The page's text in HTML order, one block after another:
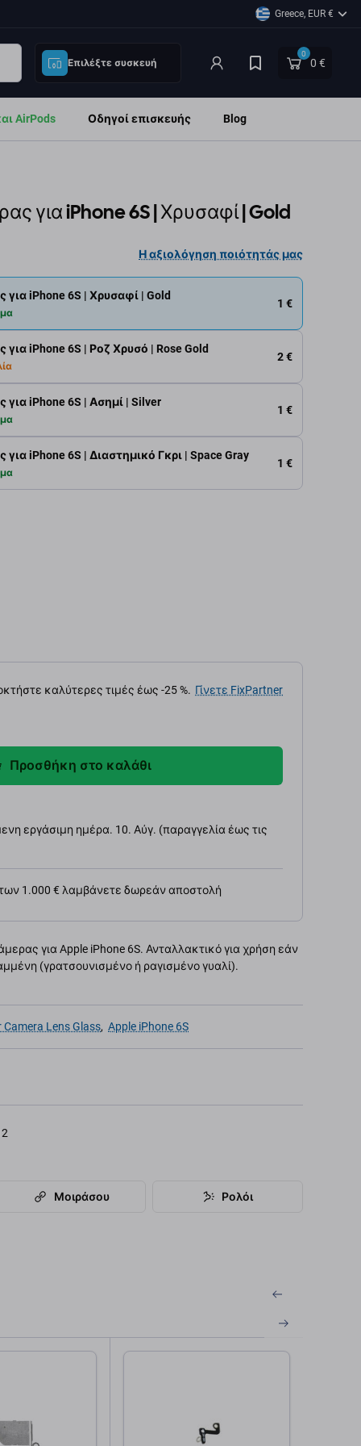
Greece, EUR €
Επιλέξτε συσκευή
0
0 €
AirPods Οδηγοί επισκευής Blog
για iPhone 6S | Χρυσαφί | Gold
Η αξιολόγηση ποιότητάς μας
iPhone 6S | Ροζ Χρυσό | Rose Gold
2 €
iPhone 6S | Ασημί | Silver
1 €
iPhone 6S | Χρυσαφί | Gold
1 €
iPhone 6S | Διαστημικό Γκρι | Space Gray
1 €
καλύτερες τιμές έως -25 %. Γίνετε FixPartner
Προσθήκη στο καλάθι
εργάσιμη ημέρα. 10. Αύγ. (παραγγελία έως τις
1.000 € λαμβάνετε δωρεάν αποστολή
για Apple iPhone 6S. Ανταλλακτικό για χρήση εάν
(γρατσουνισμένο ή ραγισμένο γυαλί).
Camera Lens Glass, Apple iPhone 6S
Μοιράσου Ρολόι